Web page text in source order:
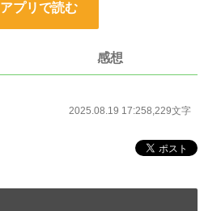
アプリで読む
感想
2025.08.19 17:258,229文字